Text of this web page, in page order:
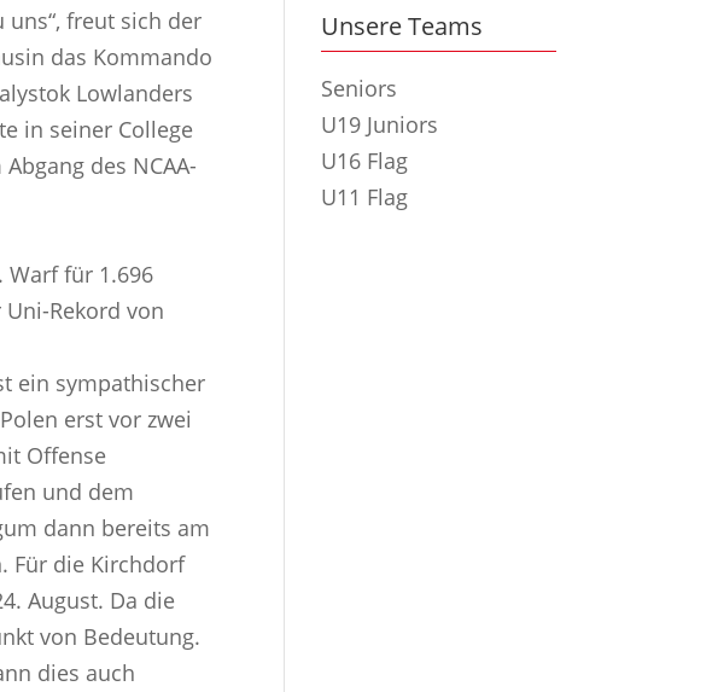
freut sich der
das Kommando
Lowlanders
in seiner College
des NCAA-
Warf für 1.696
Rekord von
ein sympathischer
erst vor zwei
Offense
und dem
dann bereits am
Für die Kirchdorf
August. Da die
von Bedeutung.
dies auch
Unsere Teams
Seniors
U19 Juniors
U16 Flag
U11 Flag